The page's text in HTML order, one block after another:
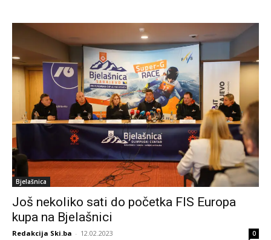
Bjelašnica
Još nekoliko sati do početka FIS Europa
kupa na Bjelašnici
Redakcija Ski.ba - 12.02.2023 0